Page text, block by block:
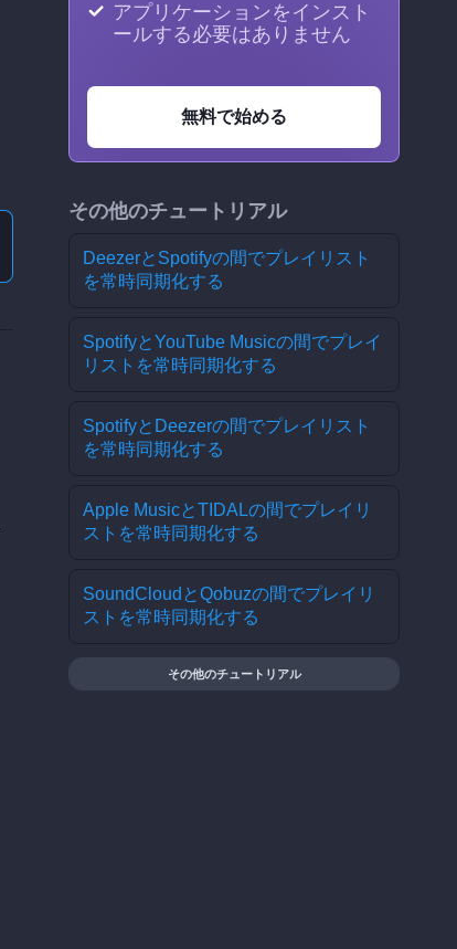
アプリケーションをインスト
ールする必要はありません
無料で始める
その他のチュートリアル
DeezerとSpotifyの間でプレイリスト
を常時同期化する
SpotifyとYouTube Musicの間でプレイ
リストを常時同期化する
SpotifyとDeezerの間でプレイリスト
を常時同期化する
Apple MusicとTIDALの間でプレイリ
ストを常時同期化する
SoundCloudとQobuzの間でプレイリ
ストを常時同期化する
その他のチュートリアル